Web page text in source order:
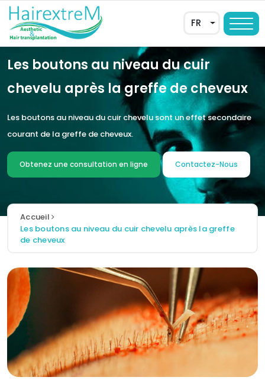
FR
AR
EN
RU
TR
Les boutons au niveau du cuir
chevelu après la greffe de cheveux
Les boutons au niveau du cuir chevelu sont un effet secondaire
courant de la greffe de cheveux.
Obtenez une consultation en ligne Contactez-Nous
Accueil
Les boutons au niveau du cuir chevelu après la greffe
de cheveux